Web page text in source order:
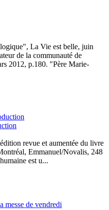
La Vie est belle, juin
de la communauté de
2012, p.180. "Père Marie-
revue et aumentée du livre
Emmanuel/Novalis, 248
est u...
messe de vendredi